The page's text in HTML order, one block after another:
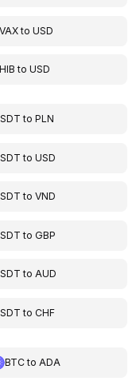
toUSD
toUSD
toPLN
toUSD
toVND
toGBP
toAUD
toCHF
BTCto ADA